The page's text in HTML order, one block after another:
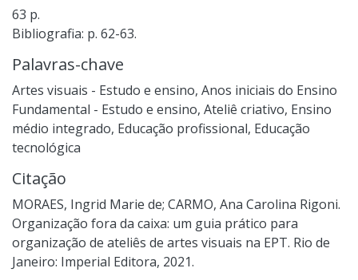
63 p.
Bibliografia: p. 62-63.
Palavras-chave
Artes visuais - Estudo e ensino, Anos iniciais do Ensino
Fundamental - Estudo e ensino, Ateliê criativo, Ensino
médio integrado, Educação profissional, Educação
tecnológica
Citação
MORAES, Ingrid Marie de; CARMO, Ana Carolina Rigoni.
Organização fora da caixa: um guia prático para
organização de ateliês de artes visuais na EPT. Rio de
Janeiro: Imperial Editora, 2021.